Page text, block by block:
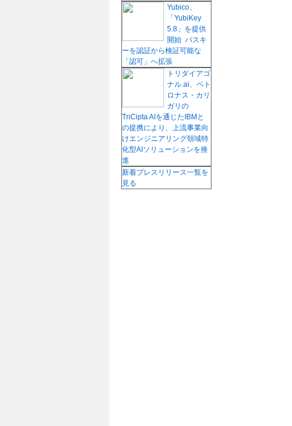
Yubico、
「YubiKey
5.8」を提供
開始 パスキ
ーを認証から検証可能な
「認可」へ拡張
トリダイアゴ
ナル.ai、ペト
ロナス・カリ
ガリの
TriCipta AIを通じたIBMと
の提携により、上流事業向
けエンジニアリング領域特
化型AIソリューションを推
進
新着プレスリリース一覧を
見る